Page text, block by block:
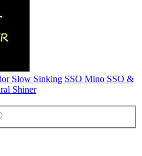
Slow Sinking SSO Mino SSO &
Shiner